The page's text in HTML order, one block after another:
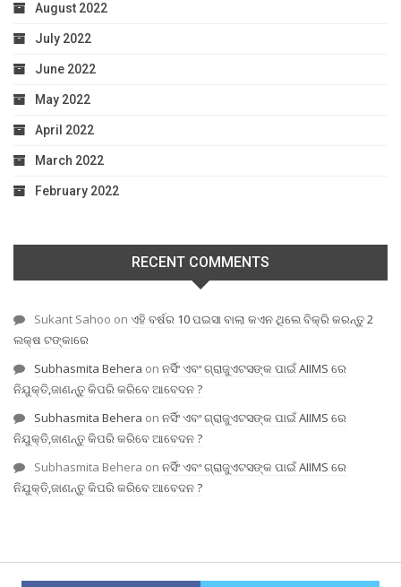
August 2022
July 2022
June 2022
May 2022
April 2022
March 2022
February 2022
RECENT COMMENTS
Sukant Sahoo on ଏହି ବର୍ଷର 10 ପଇସା ବାଲା କଏନ ଥିଲେ ବିକ୍ରି କରନ୍ତୁ 2
ଲକ୍ଷ ଟଙ୍କାରେ
Subhasmita Behera on ନର୍ସିଂ ଏବଂ ଗ୍ରାଜୁଏଟସଙ୍କ ପାଇଁ AIIMS ରେ
ନିଯୁକ୍ତି,ଜାଣନ୍ତୁ କିପରି କରିବେ ଆବେଦନ ?
Subhasmita Behera on ନର୍ସିଂ ଏବଂ ଗ୍ରାଜୁଏଟସଙ୍କ ପାଇଁ AIIMS ରେ
ନିଯୁକ୍ତି,ଜାଣନ୍ତୁ କିପରି କରିବେ ଆବେଦନ ?
Subhasmita Behera on ନର୍ସିଂ ଏବଂ ଗ୍ରାଜୁଏଟସଙ୍କ ପାଇଁ AIIMS ରେ
ନିଯୁକ୍ତି,ଜାଣନ୍ତୁ କିପରି କରିବେ ଆବେଦନ ?